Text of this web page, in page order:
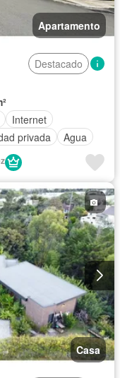
Apartamento
Destacado
Internet
privada Agua
Casa